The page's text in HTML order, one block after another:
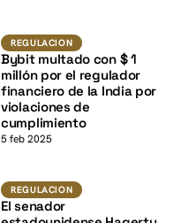
Regulacion
REGULACION
Bybit multado con $ 1
millón por el regulador
financiero de la India por
violaciones de
cumplimiento
5 feb 2025
REGULACIONUSD
REGULACION
El senador